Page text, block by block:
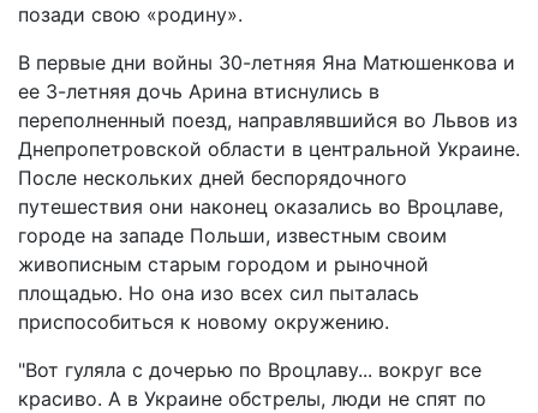
позади свою «родину».
В первые дни войны 30-летняя Яна Матюшенкова и
ее 3-летняя дочь Арина втиснулись в
переполненный поезд, направлявшийся во Львов из
Днепропетровской области в центральной Украине.
После нескольких дней беспорядочного
путешествия они наконец оказались во Вроцлаве,
городе на западе Польши, известным своим
живописным старым городом и рыночной
площадью. Но она изо всех сил пыталась
приспособиться к новому окружению.
"Вот гуляла с дочерью по Вроцлаву... вокруг все
красиво. А в Украине обстрелы, люди не спят по